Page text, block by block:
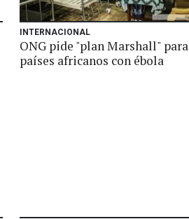
INTERNACIONAL
ONG pide "plan Marshall" para
países africanos con ébola